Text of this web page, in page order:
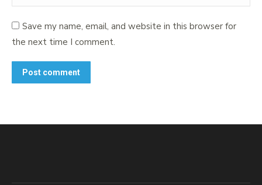
Save my name, email, and website in this browser for
the next time I comment.
Post comment